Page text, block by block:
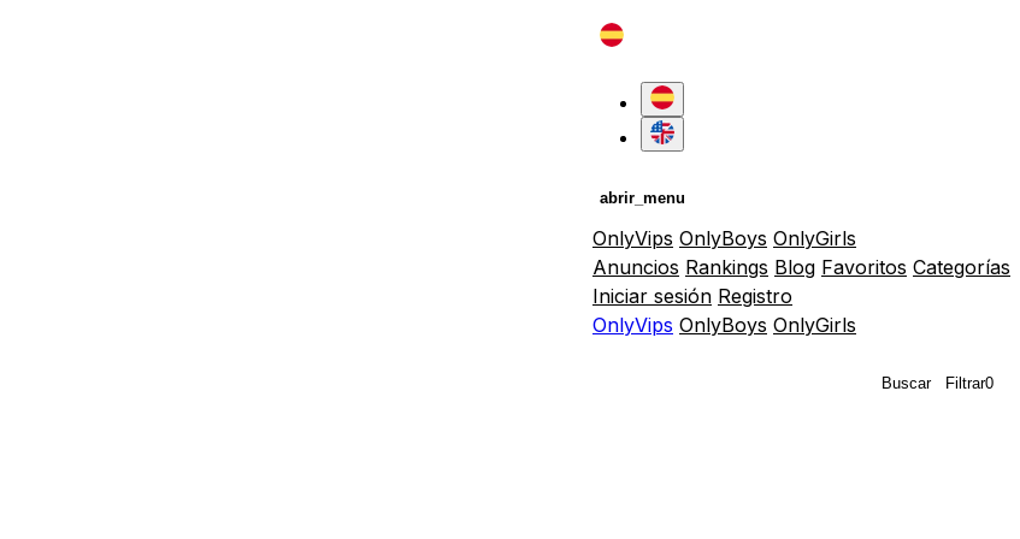
abrir_menu
OnlyVips OnlyBoys OnlyGirls
Anuncios Rankings Blog Favoritos Categorías
Iniciar sesión Registro
OnlyVips OnlyBoys OnlyGirls
Buscar Filtrar0